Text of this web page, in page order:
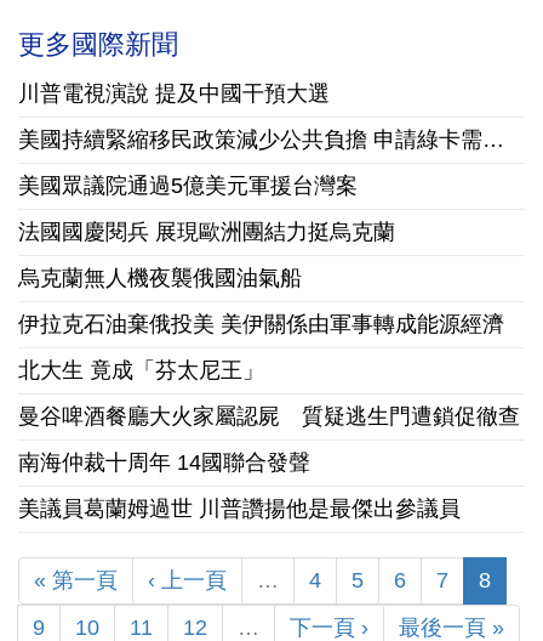
更多國際新聞
川普電視演說 提及中國干預大選
美國持續緊縮移民政策減少公共負擔 申請綠卡需繳10萬美元保證金
美國眾議院通過5億美元軍援台灣案
法國國慶閱兵 展現歐洲團結力挺烏克蘭
烏克蘭無人機夜襲俄國油氣船
伊拉克石油棄俄投美 美伊關係由軍事轉成能源經濟
北大生 竟成「芬太尼王」
曼谷啤酒餐廳大火家屬認屍 質疑逃生門遭鎖促徹查
南海仲裁十周年 14國聯合發聲
美議員葛蘭姆過世 川普讚揚他是最傑出參議員
« 第一頁 ‹ 上一頁 … 4 5 6 7
8
9
10 11 12 … 下一頁 › 最後一頁 »